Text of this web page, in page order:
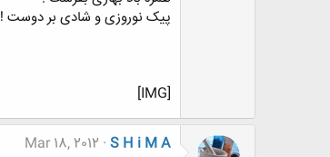
پیک نوروزی و شادی بر دوست !
[IMG]
S H i M A
Mar 18, 2012